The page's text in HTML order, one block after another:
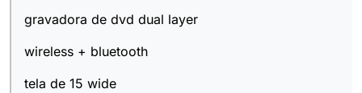
gravadora de dvd dual layer
wireless + bluetooth
tela de 15 wide